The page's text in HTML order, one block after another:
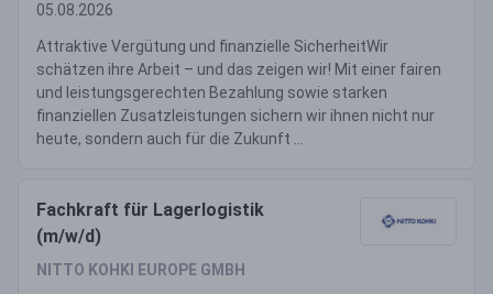
05.08.2026
Attraktive Vergütung und finanzielle SicherheitWir
schätzen ihre Arbeit – und das zeigen wir! Mit einer fairen
und leistungsgerechten Bezahlung sowie starken
finanziellen Zusatzleistungen sichern wir ihnen nicht nur
heute, sondern auch für die Zukunft ...
Fachkraft für Lagerlogistik
(m/w/d)
NITTO KOHKI EUROPE GMBH